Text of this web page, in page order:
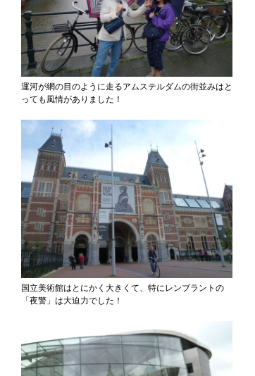
運河が網の目のように走るアムステルダムの街並みはと
っても風情がありました！
国立美術館はとにかく大きくて、特にレンブラントの
「夜警」は大迫力でした！